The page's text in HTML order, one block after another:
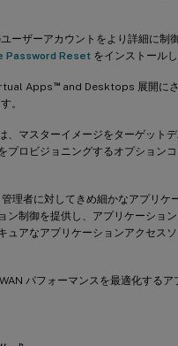
ーザーアカウントをより詳細に制
Password Reset をインストールし
Apps ™and Desktops 展開に
。
、マスターイメージをターゲット
プロビジョニングするオプション
管理者に対してきめ細かなアプリケ
ン制御を提供し、アプリケーショ
ュアなアプリケーションアクセス
パフォーマンスを最適化するア